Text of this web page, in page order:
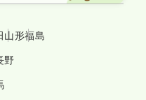
山形福島
野